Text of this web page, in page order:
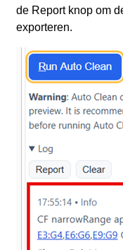
de Report knop om
exporteren.